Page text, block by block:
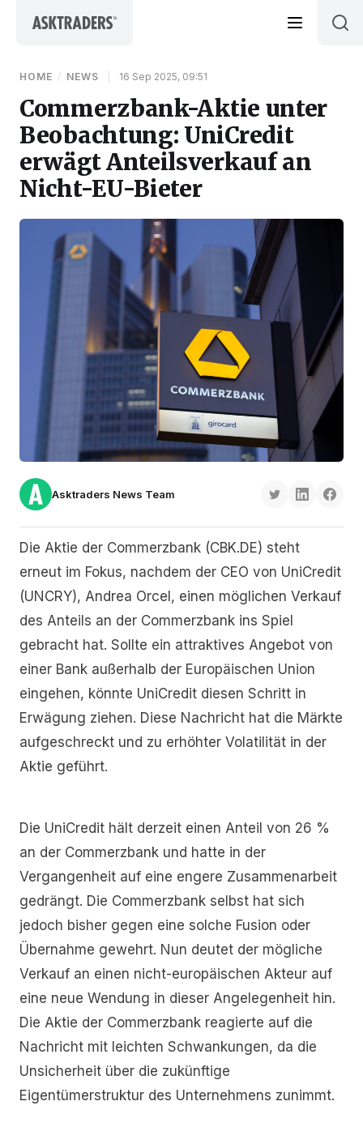
HOME / NEWS 16 Sep 2025, 09:51
Commerzbank-Aktie unter
Beobachtung: UniCredit
erwägt Anteilsverkauf an
Nicht-EU-Bieter
Asktraders News Team
Die Aktie der Commerzbank (CBK.DE) steht
erneut im Fokus, nachdem der CEO von UniCredit
(UNCRY), Andrea Orcel, einen möglichen Verkauf
des Anteils an der Commerzbank ins Spiel
gebracht hat. Sollte ein attraktives Angebot von
einer Bank außerhalb der Europäischen Union
eingehen, könnte UniCredit diesen Schritt in
Erwägung ziehen. Diese Nachricht hat die Märkte
aufgeschreckt und zu erhöhter Volatilität in der
Aktie geführt.
Die UniCredit hält derzeit einen Anteil von 26 %
an der Commerzbank und hatte in der
Vergangenheit auf eine engere Zusammenarbeit
gedrängt. Die Commerzbank selbst hat sich
jedoch bisher gegen eine solche Fusion oder
Übernahme gewehrt. Nun deutet der mögliche
Verkauf an einen nicht-europäischen Akteur auf
eine neue Wendung in dieser Angelegenheit hin.
Die Aktie der Commerzbank reagierte auf die
Nachricht mit leichten Schwankungen, da die
Unsicherheit über die zukünftige
Eigentümerstruktur des Unternehmens zunimmt.